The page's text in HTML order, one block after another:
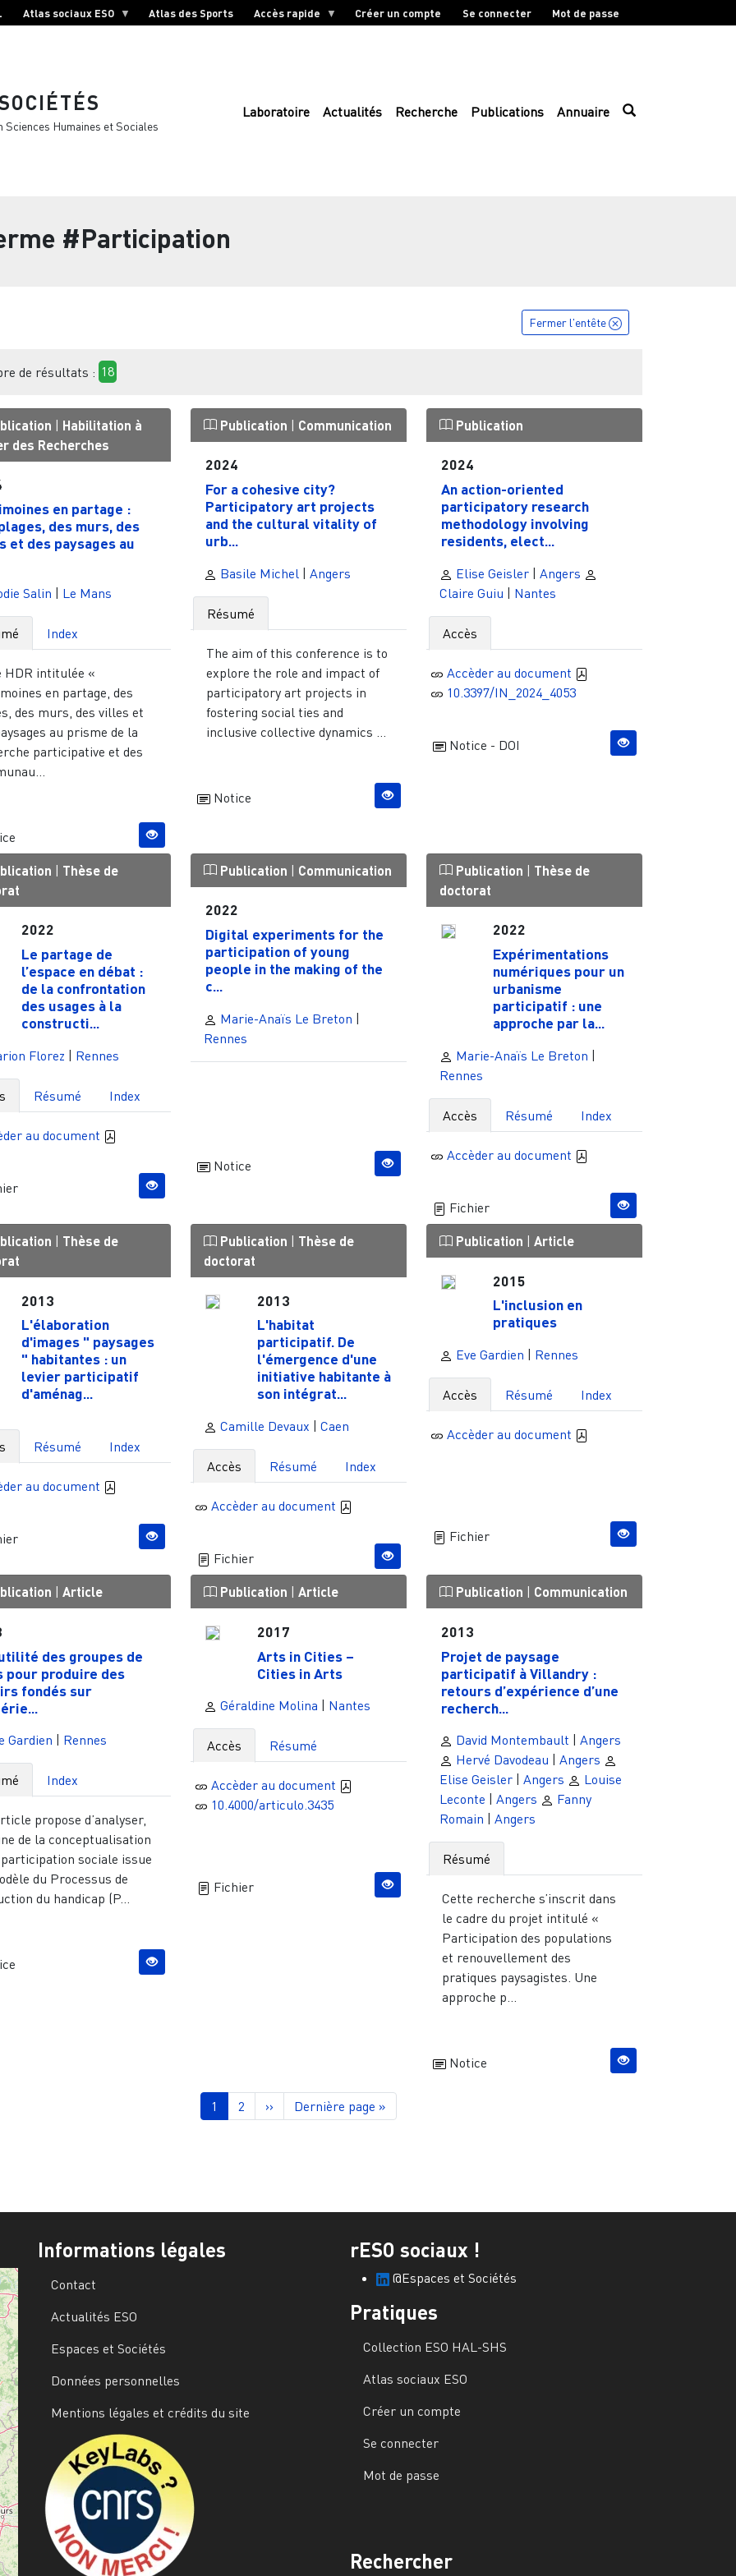
Atlas sociaux ESO Atlas des Sports Accès rapide Créer un compte Se connecter Mot de passe
Humaines et Sociales
Laboratoire Actualités Recherche Publications Annuaire
#Participation
Fermer l'entête
de résultats : 18
| Habilitation à
des Recherches
en partage :
des murs, des
et des paysages au
Salin | Le Mans
Index
HDR intitulée «
en partage, des
des murs, des villes et
au prisme de la
participative et des
Publication | Communication
2024
For a cohesive city?
Participatory art projects
and the cultural vitality of
urb...
Basile Michel | Angers
Résumé
The aim of this conference is to
explore the role and impact of
participatory art projects in
fostering social ties and
inclusive collective dynamics ...
Notice
Publication
2024
An action-oriented
participatory research
methodology involving
residents, elect...
Elise Geisler| Angers
Claire Guiu | Nantes
Accès
Accèder au document
10.3397/IN_2024_4053
Notice - DOI
| Thèse de
2022
Le partage de
l’espace en débat :
de la confrontation
des usages à la
constructi...
Florez | Rennes
Résumé Index
au document
Publication | Communication
2022
Digital experiments for the
participation of young
people in the making of the
c...
Marie-Anaïs Le Breton |
Rennes
Notice
Publication | Thèse de
doctorat
2022
Expérimentations
numériques pour un
urbanisme
participatif : une
approche par la...
Marie-Anaïs Le Breton |
Rennes
Accès Résumé Index
Accèder au document
Fichier
| Thèse de
2013
L'élaboration
d'images " paysages
" habitantes : un
levier participatif
d'aménag...
Résumé Index
au document
Publication | Thèse de
doctorat
2013
L'habitat
participatif. De
l'émergence d'une
initiative habitante à
son intégrat...
Camille Devaux Caen
Accès Résumé Index
Accèder au document
Fichier
Publication | Article
2015
L'inclusion en
pratiques
Eve Gardien Rennes
Accès Résumé Index
Accèder au document
Fichier
Article
des groupes de
pour produire des
fondés sur
Gardien Rennes
Index
propose d’analyser,
de la conceptualisation
sociale issue
du Processus de
du handicap (P...
Publication Article
2017
Arts in Cities –
Cities in Arts
Géraldine Molina Nantes
Accès Résumé
Accèder au document
10.4000/articulo.3435
Fichier
Publication Communication
2013
Projet de paysage
participatif à Villandry :
retours d’expérience d’une
recherch...
David Montembault
Angers
Hervé Davodeau
Angers
Elise Geisler| Angers
Louise
Leconte
Angers
Fanny
Romain
Angers
Résumé
Cette recherche s’inscrit dans
le cadre du projet intitulé «
Participation des populations
et renouvellement des
pratiques paysagistes. Une
approche p...
Notice
Page courante
1 Page
2 Page suivante
›› Dernière page
Dernière page »
Informations légales
Contact
Actualités ESO
Espaces et Sociétés
Données personnelles
Mentions légales et crédits du site
rESO sociaux !
@Espaces et Sociétés
Pratiques
Collection ESO HAL-SHS
Atlas sociaux ESO
Créer un compte
Se connecter
Mot de passe
Rechercher